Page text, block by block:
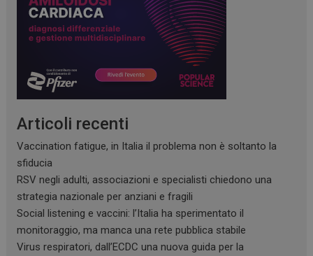
Articoli recenti
Vaccination fatigue, in Italia il problema non è soltanto la
sfiducia
RSV negli adulti, associazioni e specialisti chiedono una
strategia nazionale per anziani e fragili
Social listening e vaccini: l’Italia ha sperimentato il
monitoraggio, ma manca una rete pubblica stabile
Virus respiratori, dall’ECDC una nuova guida per la